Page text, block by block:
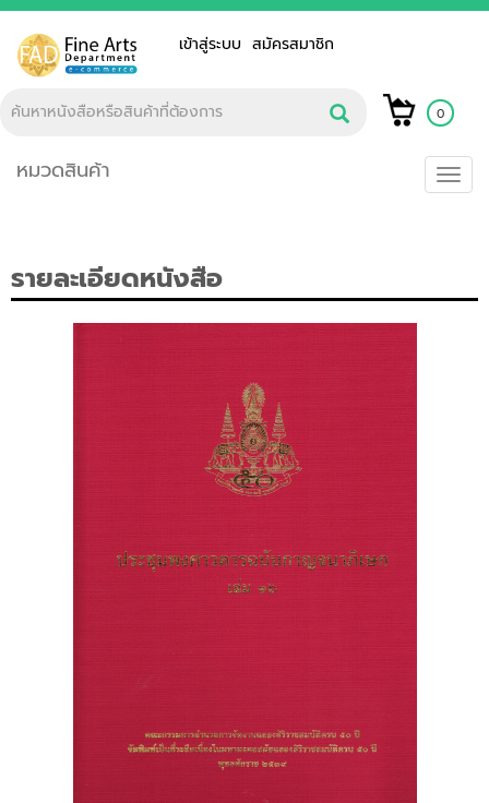
เข้าสู่ระบบสมัครสมาชิก
0
หมวดสินค้า
รายละเอียดหนังสือ